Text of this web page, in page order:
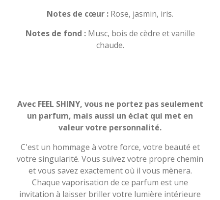
Notes de cœur : Rose, jasmin, iris.
Notes de fond :Musc, bois de cèdre et vanille
chaude.
Avec FEEL SHINY, vous ne portez pas seulement
un parfum, mais aussi un éclat qui met en
valeur votre personnalité.
C'est un hommage à votre force, votre beauté et
votre singularité. Vous suivez votre propre chemin
et vous savez exactement où il vous mènera.
Chaque vaporisation de ce parfum est une
invitation à laisser briller votre lumière intérieure